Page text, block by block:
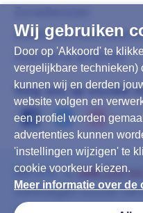
Algemene
Duurzame ambities
Volg ons op sociale
Bel ons: 088-339 44
werkdagen tussen
Wij gebruiken
Door op 'Akkoord' te
vergelijkbare technieken)
kunnen wij en derden
website volgen en
een profiel worden
advertenties kunnen
'instellingen wijzigen' te
cookie voorkeur kiezen.
Meer informatie over de